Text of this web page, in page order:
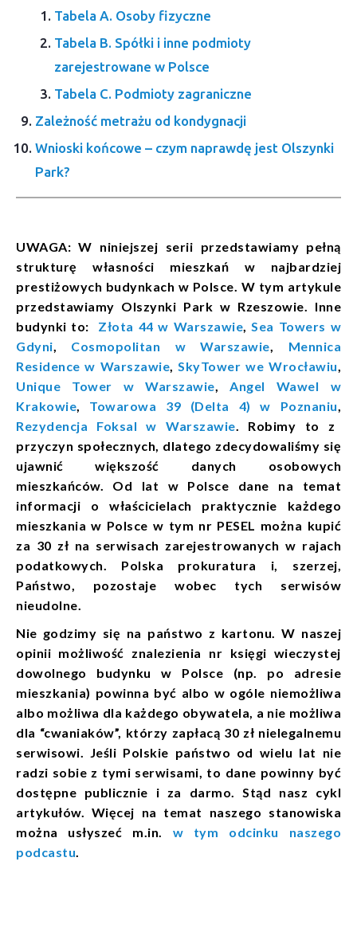
Tabela A. Osoby fizyczne
Tabela B. Spółki i inne podmioty
zarejestrowane w Polsce
Tabela C. Podmioty zagraniczne
Zależność metrażu od kondygnacji
Wnioski końcowe – czym naprawdę jest Olszynki
Park?
UWAGA: W niniejszej serii przedstawiamy pełną
strukturę własności mieszkań w najbardziej
prestiżowych budynkach w Polsce. W tym artykule
przedstawiamy Olszynki Park w Rzeszowie . Inne
budynki to: Złota 44 w Warszawie Sea Towers w
Gdyni
Cosmopolitan w Warszawie
Mennica
Residence w Warszawie SkyTower we Wrocławiu
Unique Tower w Warszawie
Angel Wawel w
Krakowie
Towarowa 39 (Delta 4) w Poznaniu
Rezydencja Foksal w Warszawie
Robimy to z
przyczyn społecznych, dlatego zdecydowaliśmy się
ujawnić większość danych osobowych
mieszkańców. Od lat w Polsce dane na temat
informacji o właścicielach praktycznie każdego
mieszkania w Polsce w tym nr PESEL można kupić
za 30 zł na serwisach zarejestrowanych w rajach
podatkowych. Polska prokuratura i, szerzej,
Państwo, pozostaje wobec tych serwisów
nieudolne.
Nie godzimy się na państwo z kartonu. W naszej
opinii możliwość znalezienia nr księgi wieczystej
dowolnego budynku w Polsce (np. po adresie
mieszkania) powinna być albo w ogóle niemożliwa
albo możliwa dla każdego obywatela, a nie możliwa
dla “cwaniaków”, którzy zapłacą 30 zł nielegalnemu
serwisowi. Jeśli Polskie państwo od wielu lat nie
radzi sobie z tymi serwisami, to dane powinny być
dostępne publicznie i za darmo. Stąd nasz cykl
artykułów. Więcej na temat naszego stanowiska
można usłyszeć m.in.
w tym odcinku naszego
podcastu